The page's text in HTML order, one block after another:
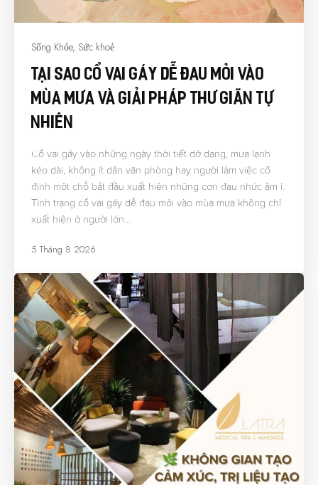
Sống Khỏe, Sức khoẻ
Tại Sao Cổ Vai Gáy Dễ Đau Mỏi Vào
Mùa Mưa Và Giải Pháp Thư Giãn Tự
Nhiên
Cổ vai gáy vào những ngày thời tiết dở dang, mưa lạnh
kéo dài, không ít dân văn phòng hay người làm việc cố
định một chỗ bắt đầu xuất hiện những cơn đau nhức âm ỉ.
Tình trạng cổ vai gáy dễ đau mỏi vào mùa mưa không chỉ
xuất hiện ở người lớn…
5 Tháng 8 2026